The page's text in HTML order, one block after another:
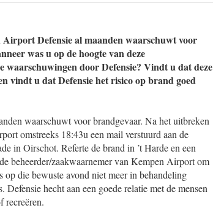
Defensie al maanden waarschuwt voor
was u op de hoogte van deze
waarschuwingen door Defensie? Vindt u dat deze
vindt u dat Defensie het risico op brand goed
waarschuwt voor brandgevaar. Na het uitbreken
omstreeks 18:43u een mail verstuurd aan de
in Oirschot. Referte de brand in ’t Harde en een
beheerder/zaakwaarnemer van Kempen Airport om
die bewuste avond niet meer in behandeling
hecht aan een goede relatie met de mensen
recreëren.